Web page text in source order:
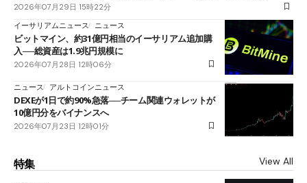
2026年07月29日 15時22分
イーサリアムニュース
ニュース
ビットマイン、約31億円相当のイーサリアム追加購
入──総資産は1.9兆円規模に
2026年07月28日 12時06分
ニュース アルトコインニュース
DEXEが1日で約90%急落──チーム関連ウォレットが
10億円分をバイナンスへ
2026年07月23日 12時01分
特集 View All